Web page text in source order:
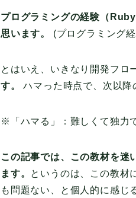
プログラミングの経験（
思います。
(プログラミング
とはいえ、いきなり開発フロ
す。
ハマった時点で、次以降
※「ハマる」：難しくて独力
この記事では、この教材を迷
ます。 というのは、この教材
も問題ない、と個人的に感じ